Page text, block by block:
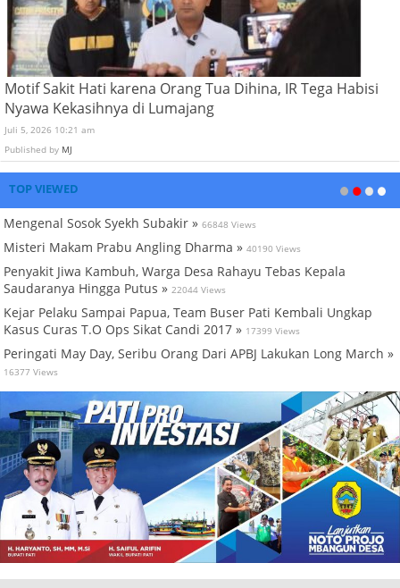
Motif Sakit Hati karena Orang Tua Dihina, IR Tega Habisi
Nyawa Kekasihnya di Lumajang
Juli 5, 2026 10:21 am
Published by MJ
TOP VIEWED
Mengenal Sosok Syekh Subakir » 66848 Views
Misteri Makam Prabu Angling Dharma » 40190 Views
Penyakit Jiwa Kambuh, Warga Desa Rahayu Tebas Kepala
Saudaranya Hingga Putus » 22044 Views
Kejar Pelaku Sampai Papua, Team Buser Pati Kembali Ungkap
Kasus Curas T.O Ops Sikat Candi 2017 » 17399 Views
Peringati May Day, Seribu Orang Dari APBJ Lakukan Long March »
16377 Views